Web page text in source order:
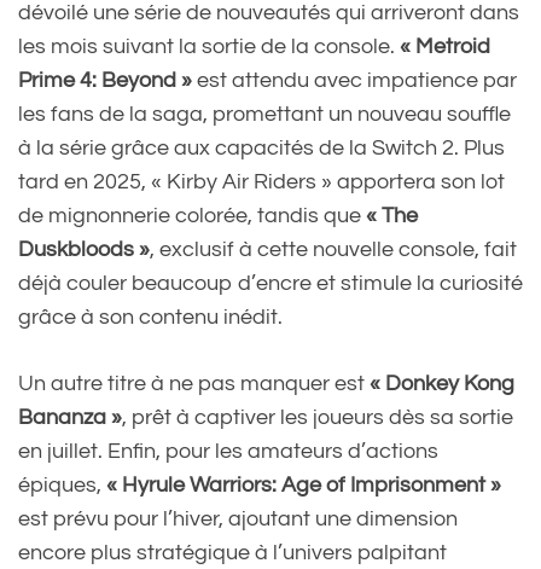
dévoilé une série de nouveautés qui arriveront dans
les mois suivant la sortie de la console. « Metroid
Prime 4: Beyond » est attendu avec impatience par
les fans de la saga, promettant un nouveau souffle
à la série grâce aux capacités de la Switch 2. Plus
tard en 2025, « Kirby Air Riders » apportera son lot
de mignonnerie colorée, tandis que « The
Duskbloods », exclusif à cette nouvelle console, fait
déjà couler beaucoup d’encre et stimule la curiosité
grâce à son contenu inédit.
Un autre titre à ne pas manquer est « Donkey Kong
Bananza », prêt à captiver les joueurs dès sa sortie
en juillet. Enfin, pour les amateurs d’actions
épiques, « Hyrule Warriors: Age of Imprisonment »
est prévu pour l’hiver, ajoutant une dimension
encore plus stratégique à l’univers palpitant